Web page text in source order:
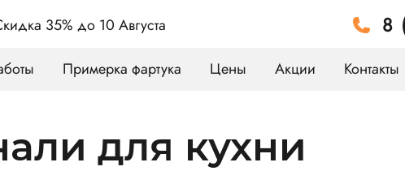
35% до 10 Августа 8
Примерка фартука Цены Акции Контакты
для кухни